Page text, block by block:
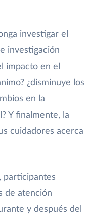
investigar el
investigación
impacto en el
¿disminuye los
en la
Y finalmente, la
cuidadores acerca
participantes
de atención
y después del